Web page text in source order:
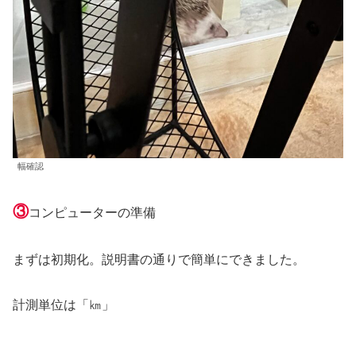
幅確認
③コンピューターの準備
まずは初期化。説明書の通りで簡単にできました。
計測単位は「㎞」